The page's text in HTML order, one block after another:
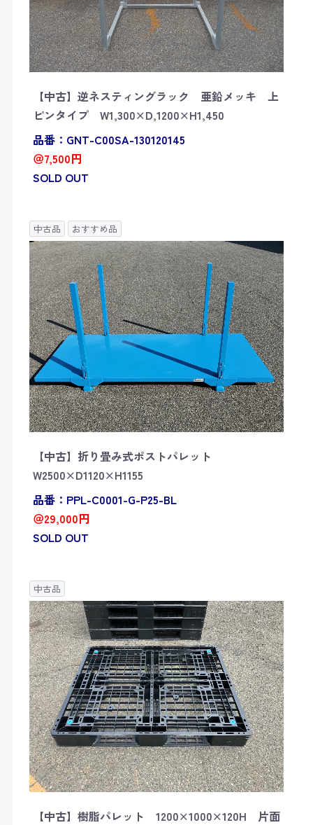
【中古】逆ネスティングラック 亜鉛メッキ 上
ピンタイプ W1,300×D,1200×H1,450
品番：GNT-C00SA-130120145
＠7,500円
SOLD OUT
中古品 おすすめ品
【中古】折り畳み式ポストパレット
W2500×D1120×H1155
品番：PPL-C0001-G-P25-BL
＠29,000円
SOLD OUT
中古品
【中古】樹脂パレット 1200×1000×120H 片面